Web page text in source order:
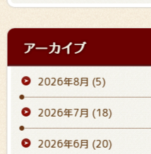
2026年8月 (5)
2026年7月 (18)
2026年6月 (20)